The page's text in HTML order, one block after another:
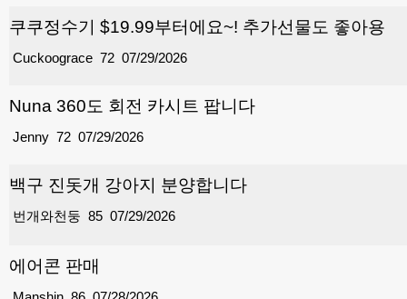
쿠쿠정수기 $19.99부터에요~! 추가선물도 좋아용
72
Cuckoograce 07/29/2026
Nuna 360도 회전 카시트 팝니다
72
Jenny 07/29/2026
백구 진돗개 강아지 분양합니다
85
번개와천둥 07/29/2026
에어콘 판매